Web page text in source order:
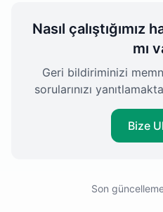
Nasıl çalıştığımız
mı
Geri bildiriminizi
sorularınızı
Bize
Son